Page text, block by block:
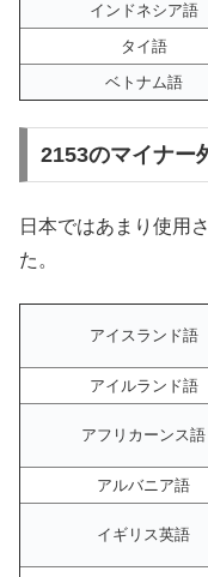
インドネシア語
タイ語
ベトナム語
2153のマイナー
日本ではあまり使用
た。
アイスランド語
アイルランド語
アフリカーンス語
アルバニア語
イギリス英語